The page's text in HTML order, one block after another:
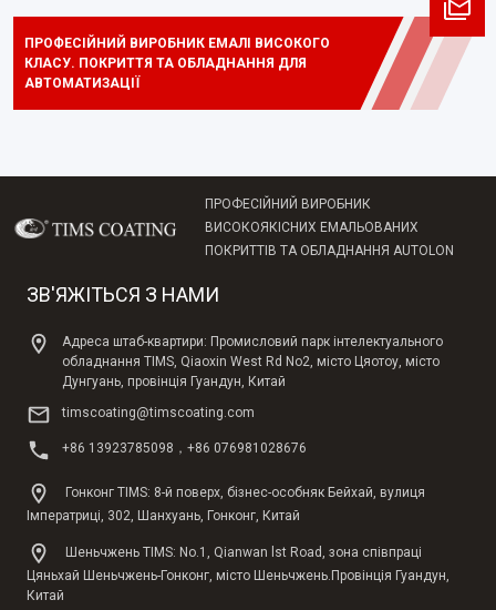
ПРОФЕСІЙНИЙ ВИРОБНИК ЕМАЛІ ВИСОКОГО
КЛАСУ. ПОКРИТТЯ ТА ОБЛАДНАННЯ ДЛЯ
АВТОМАТИЗАЦІЇ
ПРОФЕСІЙНИЙ ВИРОБНИК
ВИСОКОЯКІСНИХ ЕМАЛЬОВАНИХ
ПОКРИТТІВ ТА ОБЛАДНАННЯ AUTOLON
ЗВ'ЯЖІТЬСЯ З НАМИ
Адреса штаб-квартири: Промисловий парк інтелектуального
обладнання TIMS, Qiaoxin West Rd No2, місто Цяотоу, місто
Дунгуань, провінція Гуандун, Китай
timscoating@timscoating.com
+86 13923785098，+86 076981028676
Гонконг TIMS: 8-й поверх, бізнес-особняк Бейхай, вулиця
Імператриці, 302, Шанхуань, Гонконг, Китай
Шеньчжень TIMS: No.1, Qianwan lst Road, зона співпраці
Цяньхай Шеньчжень-Гонконг, місто Шеньчжень.Провінція Гуандун,
Китай